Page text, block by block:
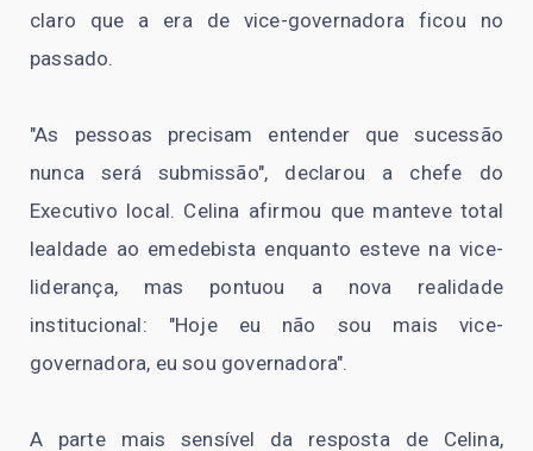
claro que a era de vice-governadora ficou no
passado.
"As pessoas precisam entender que sucessão
nunca será submissão", declarou a chefe do
Executivo local. Celina afirmou que manteve total
lealdade ao emedebista enquanto esteve na vice-
liderança, mas pontuou a nova realidade
institucional: "Hoje eu não sou mais vice-
governadora, eu sou governadora".
A parte mais sensível da resposta de Celina,